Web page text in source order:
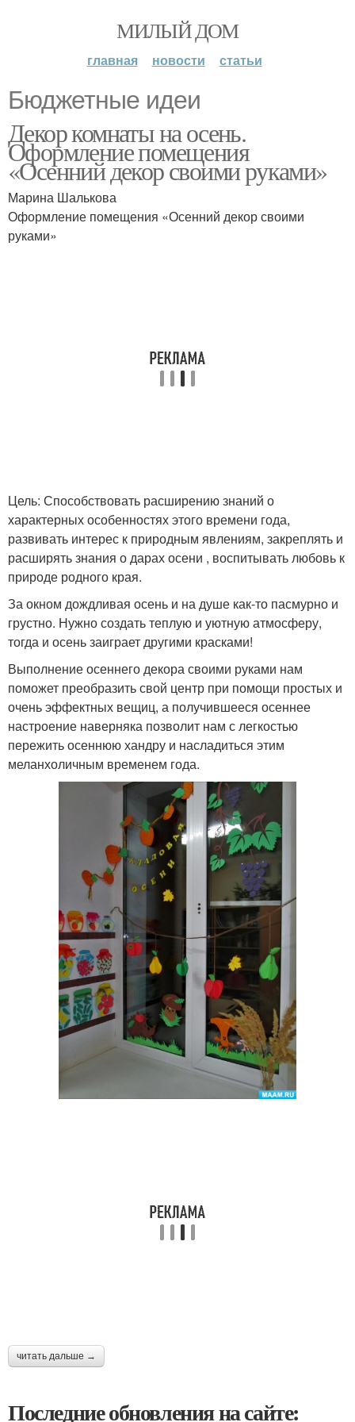
МИЛЫЙ ДОМ
главная новости статьи
Бюджетные идеи
Декор комнаты на осень.
Оформление помещения
«Осенний декор своими руками»
Марина Шалькова
Оформление помещения «Осенний декор своими
руками»
Цель: Способствовать расширению знаний о
характерных особенностях этого времени года,
развивать интерес к природным явлениям, закреплять и
расширять знания о дарах осени , воспитывать любовь к
природе родного края.
За окном дождливая осень и на душе как-то пасмурно и
грустно. Нужно создать теплую и уютную атмосферу,
тогда и осень заиграет другими красками!
Выполнение осеннего декора своими руками нам
поможет преобразить свой центр при помощи простых и
очень эффектных вещиц, а получившееся осеннее
настроение наверняка позволит нам с легкостью
пережить осеннюю хандру и насладиться этим
меланхоличным временем года.
читать дальше →
Последние обновления на сайте: